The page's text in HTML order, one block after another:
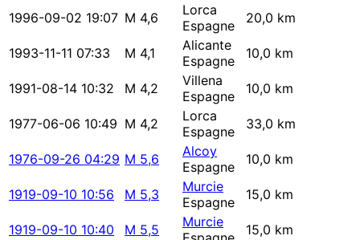
1996-09-02 19:07 M 4,6
Lorca
Espagne
20,0 km
1993-11-11 07:33 M 4,1
Alicante
Espagne
10,0 km
1991-08-14 10:32 M 4,2
Villena
Espagne
10,0 km
1977-06-06 10:49 M 4,2
Lorca
Espagne
33,0 km
1976-09-26 04:29 M 5,6
Alcoy
Espagne
10,0 km
1919-09-10 10:56 M 5,3
Murcie
Espagne
15,0 km
1919-09-10 10:40 M 5,5
Murcie
15,0 km